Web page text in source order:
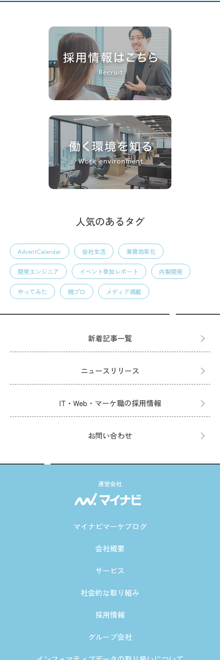
人気のあるタグ
AdventCalendar 会社生活 業務効率化
開発エンジニア イベント参加レポート 内製開発
やってみた 競プロ メディア掲載
新着記事一覧
ニュースリリース
IT・Web・マーケ職の採用情報
お問い合わせ
運営会社
マイナビマーケブログ
会社概要
サービス
社会的な取り組み
採用情報
グループ会社